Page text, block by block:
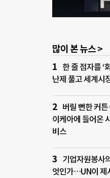
많이 본 뉴스 >
한 줄 점자를 ‘
난제 풀고 세계시
버릴 뻔한 커
이케아에 들어온
비스
기업자원봉사
엇인가…UN이 제